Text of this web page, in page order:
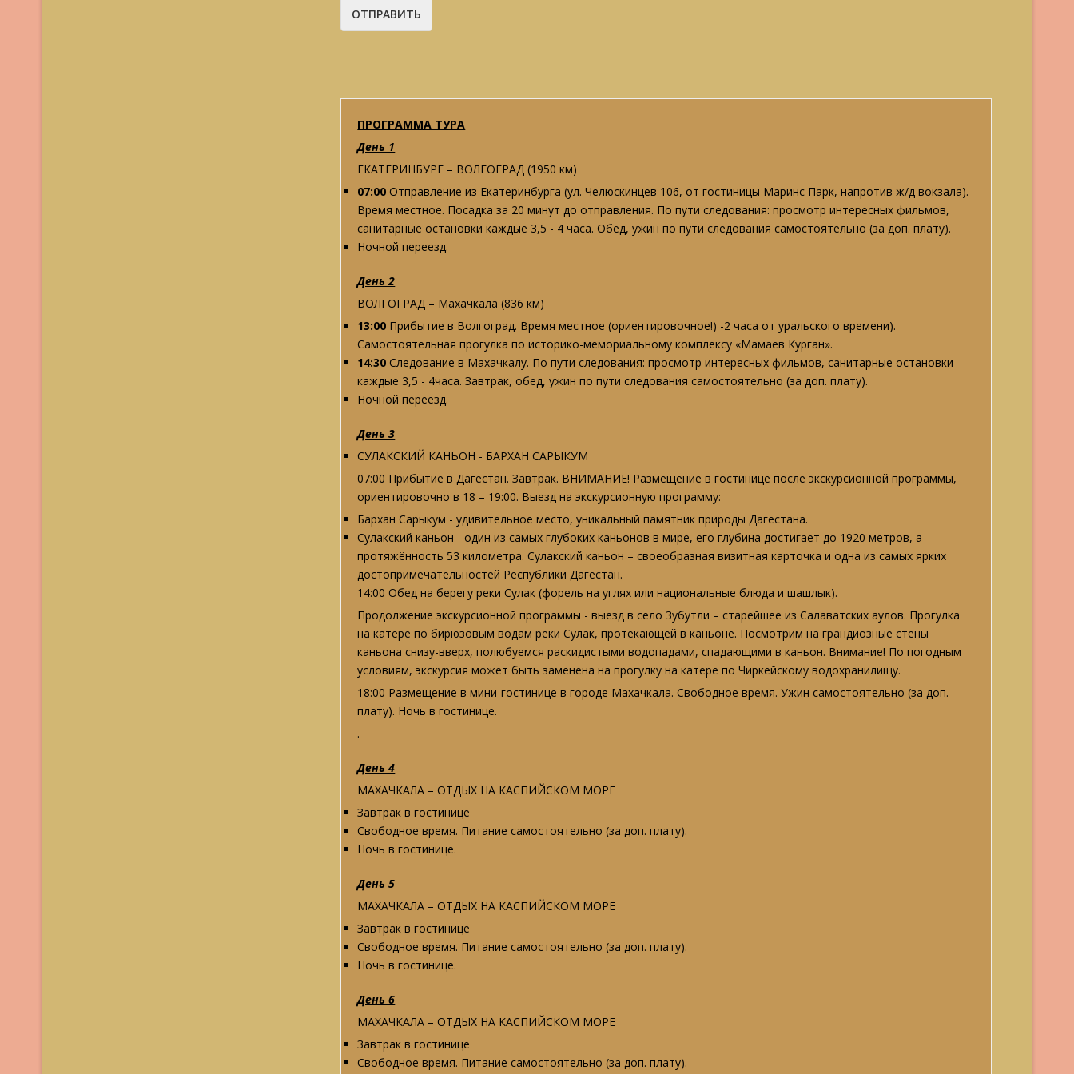
ПРОГРАММА ТУРА
День 1
ЕКАТЕРИНБУРГ – ВОЛГОГРАД (1950 км)
07:00 Отправление из Екатеринбурга (ул. Челюскинцев 106, от гостиницы Маринс Парк, напротив ж/д вокзала).
Время местное. Посадка за 20 минут до отправления. По пути следования: просмотр интересных фильмов,
санитарные остановки каждые 3,5 - 4 часа. Обед, ужин по пути следования самостоятельно (за доп. плату).
Ночной переезд.
День 2
ВОЛГОГРАД – Махачкала (836 км)
13:00 Прибытие в Волгоград. Время местное (ориентировочное!) -2 часа от уральского времени).
Самостоятельная прогулка по историко-мемориальному комплексу «Мамаев Курган».
14:30 Следование в Махачкалу. По пути следования: просмотр интересных фильмов, санитарные остановки
каждые 3,5 - 4часа. Завтрак, обед, ужин по пути следования самостоятельно (за доп. плату).
Ночной переезд.
День 3
СУЛАКСКИЙ КАНЬОН - БАРХАН САРЫКУМ
07:00 Прибытие в Дагестан. Завтрак. ВНИМАНИЕ! Размещение в гостинице после экскурсионной программы,
ориентировочно в 18 – 19:00. Выезд на экскурсионную программу:
Бархан Сарыкум - удивительное место, уникальный памятник природы Дагестана.
Сулакский каньон - один из самых глубоких каньонов в мире, его глубина достигает до 1920 метров, а
протяжённость 53 километра. Сулакский каньон – своеобразная визитная карточка и одна из самых ярких
достопримечательностей Республики Дагестан.
14:00 Обед на берегу реки Сулак (форель на углях или национальные блюда и шашлык).
Продолжение экскурсионной программы - выезд в село Зубутли – старейшее из Салаватских аулов. Прогулка
на катере по бирюзовым водам реки Сулак, протекающей в каньоне. Посмотрим на грандиозные стены
каньона снизу-вверх, полюбуемся раскидистыми водопадами, спадающими в каньон. Внимание! По погодным
условиям, экскурсия может быть заменена на прогулку на катере по Чиркейскому водохранилищу.
18:00 Размещение в мини-гостинице в городе Махачкала. Свободное время. Ужин самостоятельно (за доп.
плату). Ночь в гостинице.
.
День 4
МАХАЧКАЛА – ОТДЫХ НА КАСПИЙСКОМ МОРЕ
Завтрак в гостинице
Свободное время. Питание самостоятельно (за доп. плату).
Ночь в гостинице.
День 5
МАХАЧКАЛА – ОТДЫХ НА КАСПИЙСКОМ МОРЕ
Завтрак в гостинице
Свободное время. Питание самостоятельно (за доп. плату).
Ночь в гостинице.
День 6
МАХАЧКАЛА – ОТДЫХ НА КАСПИЙСКОМ МОРЕ
Завтрак в гостинице
Свободное время. Питание самостоятельно (за доп. плату).